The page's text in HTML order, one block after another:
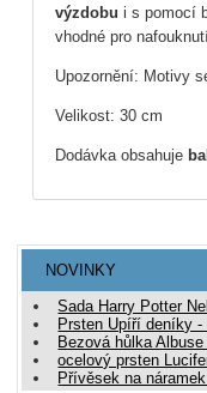
výzdobu i s pomocí
vhodné pro
Upozornění: Motivy
Velikost: 30 cm
Dodávka obsahuje
NOVINKY
Sada Harry Potter
Prsten Upíří deníky -
Bezová hůlka
ocelový prsten
Přívěsek na